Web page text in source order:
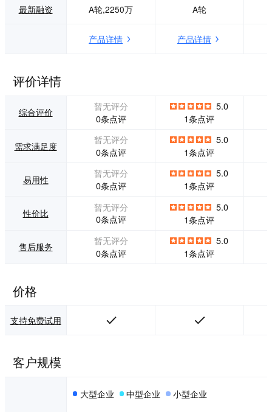
营销服务的创新型
云Saas服务平台，
务，帮助传统服务
企业快速进行电子
商务运营化，提高
沟通效率，一站式
解决企业微信、微
商城、移动互联网
营销难题，让微信
营销更简单，使传
统企业转型革新，
成功拥抱移动互联
网。
最新融资 A轮,2250万 A轮
产品详情 产品详情
评价详情
综合评价
暂无评分
0条点评
5.0
1条点评
需求满足度
暂无评分
0条点评
5.0
1条点评
易用性
暂无评分
0条点评
5.0
1条点评
性价比
暂无评分
0条点评
5.0
1条点评
售后服务
暂无评分
0条点评
5.0
1条点评
价格
支持免费试用
客户规模
大型企业 中型企业 小型企业